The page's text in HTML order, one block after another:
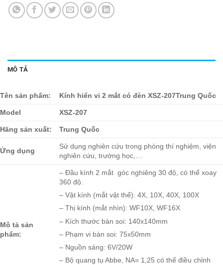
MÔ TẢ
Tên sản phẩm: Kính hiển vi 2 mắt có đèn XSZ-207Trung Quốc
Model XSZ-207
Hãng sản xuất: Trung Quốc
Ứng dụng
Sử dụng nghiên cứu trong phòng thí nghiệm, viện
nghiên cứu, trường học,…
Mô tả sản
phẩm:
– Đầu kính 2 mắt góc nghiêng 30 độ, có thể xoay
360 độ.
– Vật kính (mắt vật thể): 4X, 10X, 40X, 100X
– Thị kính (mắt nhìn): WF10X, WF16X
– Kích thước bàn soi: 140x140mm
– Phạm vi bàn soi: 75x50mm
– Nguồn sáng: 6V/20W
– Bộ quang tụ Abbe, NA= 1,25 có thể điều chỉnh